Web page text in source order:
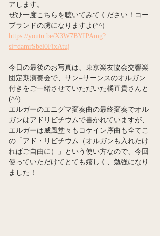
アします。
ぜひ一度こちらを聴いてみてください！コー
プランドの虜になりますよ(^^)
https://youtu.be/X3W7BYIPAmg?
si=damrSbel0FixAtuj
今日の最後のお写真は、東京楽友協会交響楽
団定期演奏会で、サン=サーンスのオルガン
付きをご一緒させていただいた橘直貴さんと
(^^)
エルガーのエニグマ変奏曲の最終変奏でオル
ガンはアドリビチウムで書かれていますが、
エルガーは威風堂々もコケイン序曲も全てこ
の「アド・リビチウム（オルガンも入れたけ
ればご自由に）」という使い方なので、今回
使っていただけてとても嬉しく、勉強になり
ました！